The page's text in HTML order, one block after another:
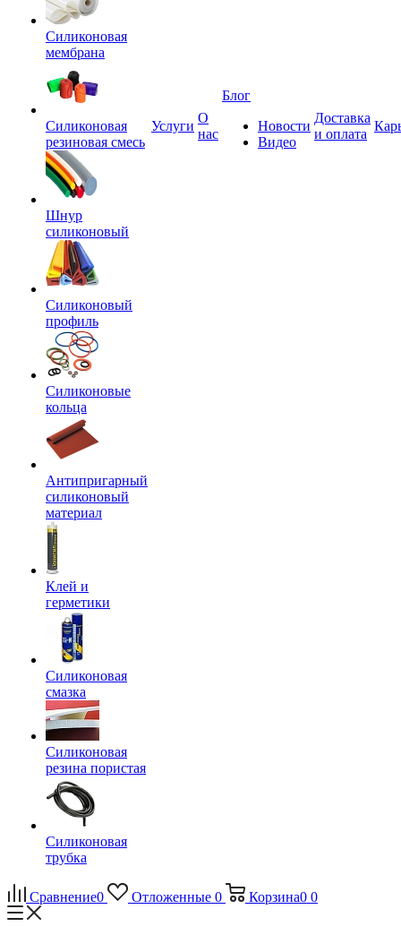
Силиконовая
мембрана
Силиконовая
резиновая смесь
Шнур
силиконовый
Силиконовый
профиль
Силиконовые
кольца
Антипригарный
силиконовый
материал
Клей и
герметики
Силиконовая
смазка
Силиконовая
резина пористая
Силиконовая
трубка
Услуги
О
нас
Блог
Новости
Видео
Доставка
и оплата
Сравнение0 Отложенные 0 Корзина0 0